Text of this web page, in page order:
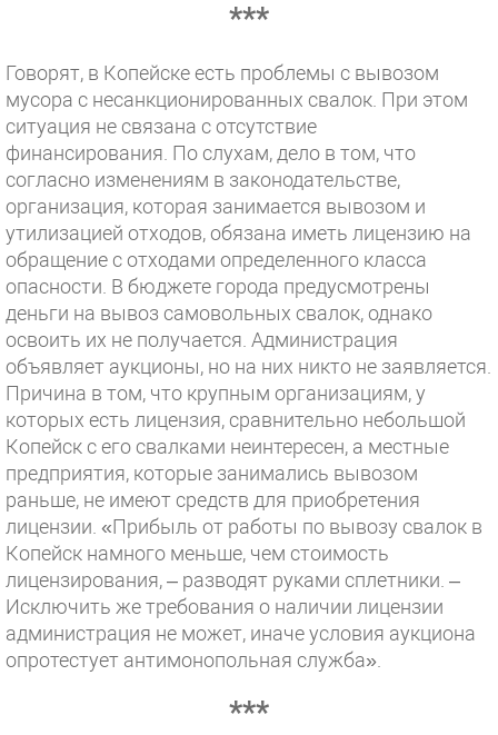
***
Говорят, в Копейске есть проблемы с вывозом
мусора с несанкционированных свалок. При этом
ситуация не связана с отсутствие
финансирования. По слухам, дело в том, что
согласно изменениям в законодательстве,
организация, которая занимается вывозом и
утилизацией отходов, обязана иметь лицензию на
обращение с отходами определенного класса
опасности. В бюджете города предусмотрены
деньги на вывоз самовольных свалок, однако
освоить их не получается. Администрация
объявляет аукционы, но на них никто не заявляется.
Причина в том, что крупным организациям, у
которых есть лицензия, сравнительно небольшой
Копейск с его свалками неинтересен, а местные
предприятия, которые занимались вывозом
раньше, не имеют средств для приобретения
лицензии. «Прибыль от работы по вывозу свалок в
Копейск намного меньше, чем стоимость
лицензирования, – разводят руками сплетники. –
Исключить же требования о наличии лицензии
администрация не может, иначе условия аукциона
опротестует антимонопольная служба».
***